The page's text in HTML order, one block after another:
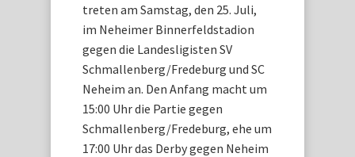
treten am Samstag, den 25. Juli,
im Neheimer Binnerfeldstadion
gegen die Landesligisten SV
Schmallenberg/Fredeburg und SC
Neheim an. Den Anfang macht um
15:00 Uhr die Partie gegen
Schmallenberg/Fredeburg, ehe um
17:00 Uhr das Derby gegen Neheim